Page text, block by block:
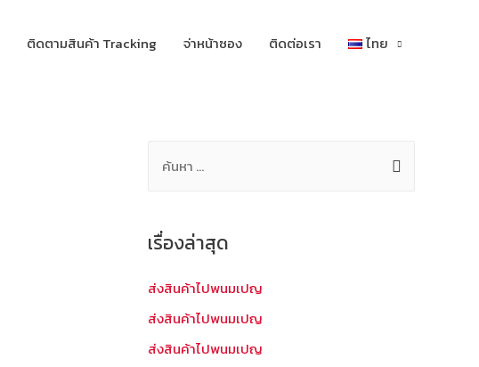
ติดตามสินค้า Tracking จ่าหน้าซอง ติดต่อเรา ไทย
ห
รั
บ
เรื่องล่าสุด
ส่งสินค้าไปพนมเปญ
ส่งสินค้าไปพนมเปญ
ส่งสินค้าไปพนมเปญ